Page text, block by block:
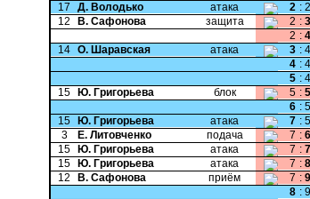
17
Д. Володько атака 2 : 2
12
В. Сафонова защита 2 : 3
2 : 4
14 О. Шаравская атака 3 : 4
4 : 4
5 : 4
15
Ю. Григорьева блок 5 : 5
6 : 5
15
Ю. Григорьева атака 7 : 5
3
Е. Литовченко подача 7 : 6
15
Ю. Григорьева атака 7 : 7
15
Ю. Григорьева атака 7 : 8
12
В. Сафонова приём 7 : 9
8 : 9